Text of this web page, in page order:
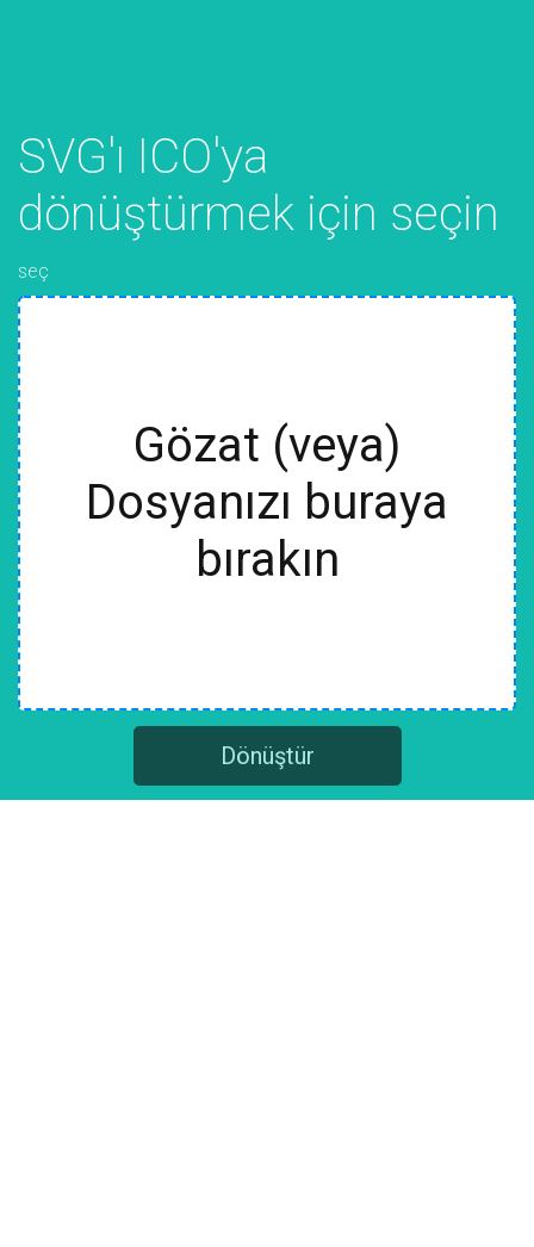
SVG'ı ICO'ya
dönüştürmek için seçin
seç
Gözat (veya)
Dosyanızı buraya
bırakın
Dönüştür